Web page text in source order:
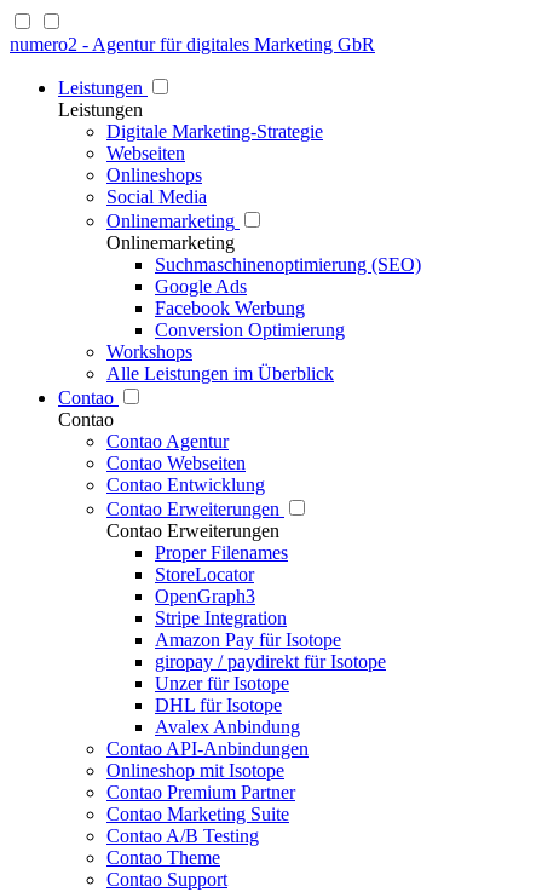
numero2 - Agentur für digitales Marketing GbR
Leistungen
Leistungen
Digitale Marketing-Strategie
Webseiten
Onlineshops
Social Media
Onlinemarketing
Onlinemarketing
Suchmaschinenoptimierung (SEO)
Google Ads
Facebook Werbung
Conversion Optimierung
Workshops
Alle Leistungen im Überblick
Contao
Contao
Contao Agentur
Contao Webseiten
Contao Entwicklung
Contao Erweiterungen
Contao Erweiterungen
Proper Filenames
StoreLocator
OpenGraph3
Stripe Integration
Amazon Pay für Isotope
giropay / paydirekt für Isotope
Unzer für Isotope
DHL für Isotope
Avalex Anbindung
Contao API-Anbindungen
Onlineshop mit Isotope
Contao Premium Partner
Contao Marketing Suite
Contao A/B Testing
Contao Theme
Contao Support